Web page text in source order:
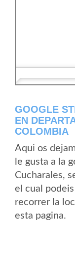
GOOGLE
EN
COLOMBIA
Aqui os
le gusta a la
Cucharales,
el cual
recorrer la
esta pagina.